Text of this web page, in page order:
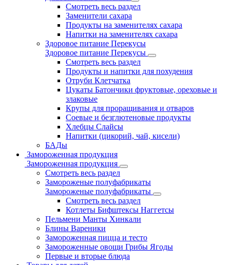
Смотреть весь раздел
Заменители сахара
Продукты на заменителях сахара
Напитки на заменителях сахара
Здоровое питание Перекусы
Здоровое питание Перекусы
Смотреть весь раздел
Продукты и напитки для похудения
Отруби Клетчатка
Цукаты Батончики фруктовые, ореховые и
злаковые
Крупы для проращивания и отваров
Соевые и безглютеновые продукты
Хлебцы Слайсы
Напитки (цикорий, чай, кисели)
БАДы
Замороженная продукция
Замороженная продукция
Смотреть весь раздел
Замороженые полуфабрикаты
Замороженые полуфабрикаты
Смотреть весь раздел
Котлеты Бифштексы Наггетсы
Пельмени Манты Хинкали
Блины Вареники
Замороженная пицца и тесто
Замороженные овощи Грибы Ягоды
Первые и вторые блюда